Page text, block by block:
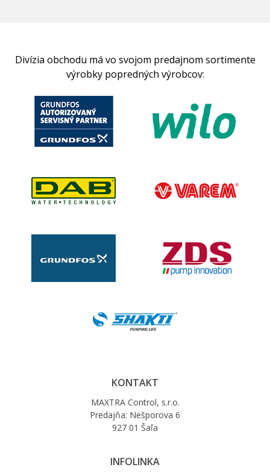
Divízia obchodu má vo svojom predajnom sortimente
výrobky popredných výrobcov:
KONTAKT
MAXTRA Control, s.r.o.
Predajňa: Nešporova 6
927 01 Šaľa
INFOLINKA